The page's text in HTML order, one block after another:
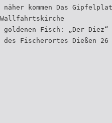
kommen Das
goldenen Fisch: „Der
des Fischerortes Dießen 26